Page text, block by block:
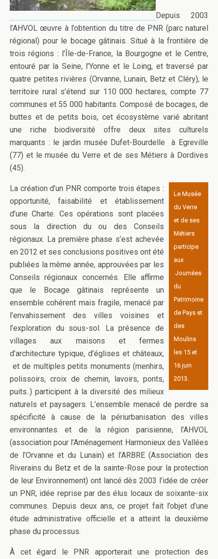
Depuis 2003
l’AHVOL œuvre à l’obtention du titre de PNR (parc naturel
régional) pour le bocage gâtinais. Situé à la frontière de
trois régions : l’Île-de-France, la Bourgogne et le Centre,
entouré par la Seine, l’Yonne et le Loing, et traversé par
quatre petites rivières (Orvanne, Lunain, Betz et Cléry), le
territoire rural s’étend sur 110 000 hectares, compte 77
communes et 55 000 habitants. Composé de bocages, de
buttes et de petits bois, cet écosystème varié abritant
une riche biodiversité offre deux sites culturels
marquants : le jardin musée Dufet-Bourdelle à Egreville
(77) et le musée du Verre et de ses Métiers à Dordives
(45).
Le Musée
du Verre
et de ses
Métiers
participe
aux
Journées
du
Patrimoine
de Pays et
des
Moulins
les 15 et
16 juin
2013.
La création d’un PNR comporte trois étapes :
opportunité, faisabilité et établissement
d’une Charte. Ces opérations sont placées
sous la direction du ou des Conseils
régionaux. La première phase s’est achevée
en 2012 et ses conclusions positives ont été
publiées la même année, approuvées par les
Conseils régionaux concernés. Elle affirme
que le Bocage gâtinais représente un
ensemble cohérent mais fragile, menacé par
l’envahissement des villes voisines et
l’exploration du sous-sol. La présence de
villages aux maisons et fermes
d’architecture typique, d’églises et châteaux,
et de multiples petits monuments (menhirs,
polissoirs, croix de chemin, lavoirs, ponts,
puits..) participent à la diversité des milieux
naturels et paysagers. L’ensemble menacé de perdre sa
spécificité à cause de la périurbanisation des villes
environnantes et de la région parisienne, l’AHVOL
(association pour l’Aménagement Harmonieux des Vallées
de l’Orvanne et du Lunain) et l’ARBRE (Association des
Riverains du Betz et de la sainte-Rose pour la protection
de leur Environnement) ont lancé dès 2003 l’idée de créer
un PNR, idée reprise par des élus locaux de soixante-six
communes. Depuis deux ans, ce projet fait l’objet d’une
étude administrative officielle et a atteint la deuxième
phase du processus.
À cet égard le PNR apporterait une protection des